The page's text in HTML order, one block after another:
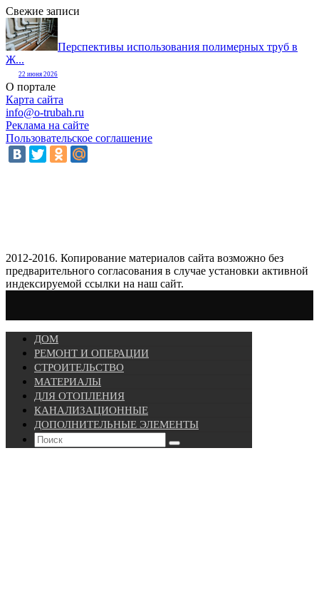
Свежие записи
Перспективы использования полимерных труб в
Ж...
22 июня 2026
О портале
Карта сайта
info@o-trubah.ru
Реклама на сайте
Пользовательское соглашение
2012-2016. Копирование материалов сайта возможно без
предварительного согласования в случае установки активной
индексируемой ссылки на наш сайт.
ДОМ
РЕМОНТ И ОПЕРАЦИИ
СТРОИТЕЛЬСТВО
МАТЕРИАЛЫ
ДЛЯ ОТОПЛЕНИЯ
КАНАЛИЗАЦИОННЫЕ
ДОПОЛНИТЕЛЬНЫЕ ЭЛЕМЕНТЫ